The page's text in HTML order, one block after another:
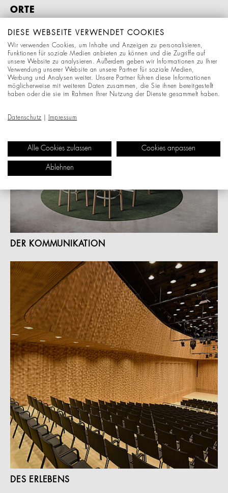
ORTE
DER KOMMUNIKATION
DES ERLEBENS
DIESE WEBSEITE VERWENDET COOKIES
Wir verwenden Cookies, um Inhalte und Anzeigen zu personalisieren,
Funktionen für soziale Medien anbieten zu können und die Zugriffe auf
unsere Website zu analysieren. Außerdem geben wir Informationen zu Ihrer
Verwendung unserer Website an unsere Partner für soziale Medien,
Werbung und Analysen weiter. Unsere Partner führen diese Informationen
möglicherweise mit weiteren Daten zusammen, die Sie ihnen bereitgestellt
haben oder die sie im Rahmen Ihrer Nutzung der Dienste gesammelt haben.
Datenschutz Impressum
Alle Cookies zulassen Cookies anpassen
Ablehnen